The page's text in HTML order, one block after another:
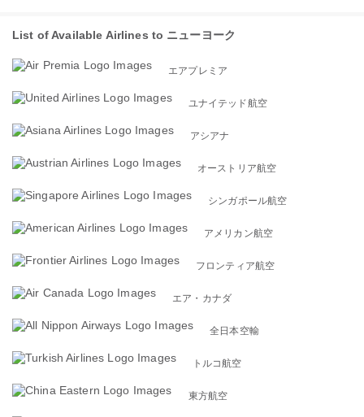
List of Available Airlines to ニューヨーク
エアプレミア
ユナイテッド航空
アシアナ
オーストリア航空
シンガポール航空
アメリカン航空
フロンティア航空
エア・カナダ
全日本空輸
トルコ航空
東方航空